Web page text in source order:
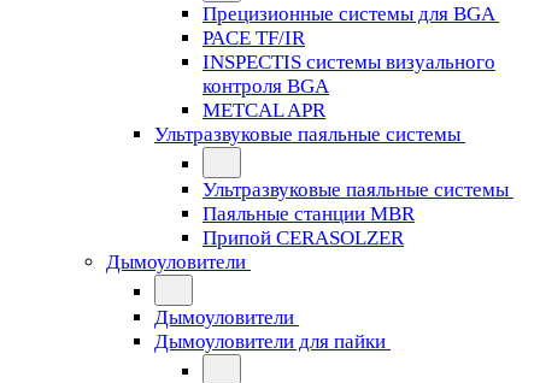
Прецизионные системы для BGA
PACE TF/IR
INSPECTIS системы визуального
контроля BGA
METCAL APR
Ультразвуковые паяльные системы
Ультразвуковые паяльные системы
Паяльные станции MBR
Припой CERASOLZER
Дымоуловители
Дымоуловители
Дымоуловители для пайки